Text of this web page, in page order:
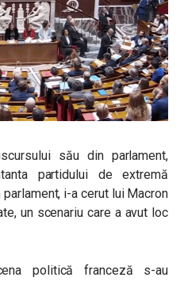
său din parlament,
partidului de extremă
i-a cerut lui Macron
un scenariu care a avut loc
politică franceză s-au